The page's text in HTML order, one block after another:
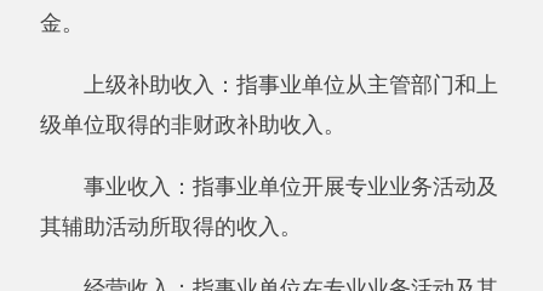
金，既包括财政拨款结转和结余，也包括事业收
基本支出：指为保障机构正常运转、完成日
常工作任务而发生的人员支出和公用支出。
项目支出：指在基本支出之外为完成特定行
政任务和事业发展目标所发生的支出。
经营支出：指事业单位在专业业务活动及其